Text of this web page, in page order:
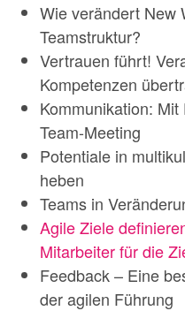
Wie verändert New
Teamstruktur?
Vertrauen führt!
Kompetenzen
Kommunikation:
Team-Meeting
Potentiale in
heben
Teams in
Agile Ziele
Mitarbeiter für die
Feedback – Eine
der agilen Führung